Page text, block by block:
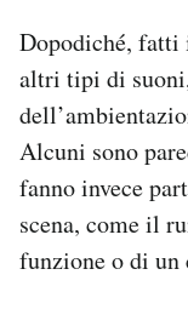
Dopodiché, fatti
altri tipi di suoni,
Alcuni sono
fanno invece
scena, come il
funzione o di un